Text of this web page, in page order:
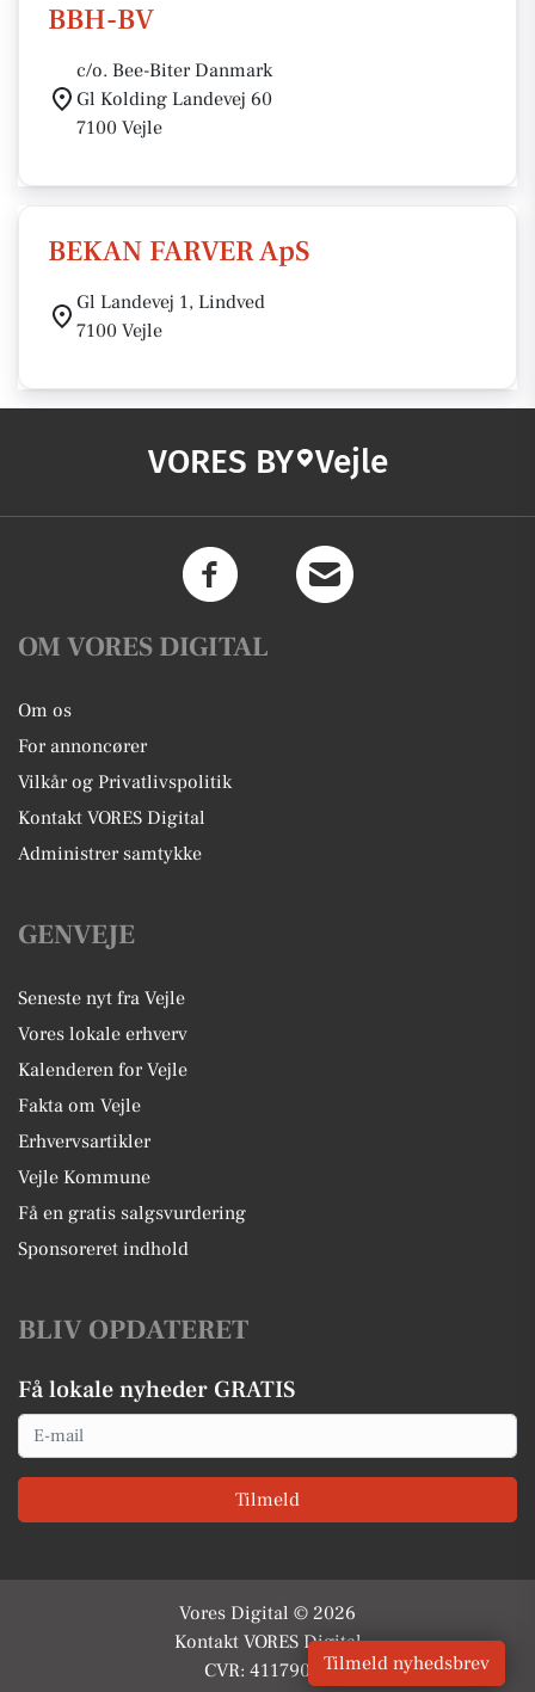
BBH-BV
c/o. Bee-Biter Danmark
Gl Kolding Landevej 60
7100 Vejle
BEKAN FARVER ApS
Gl Landevej 1, Lindved
7100 Vejle
VORES BY Vejle
OM VORES DIGITAL
Om os
For annoncører
Vilkår og Privatlivspolitik
Kontakt VORES Digital
Administrer samtykke
GENVEJE
Seneste nyt fra Vejle
Vores lokale erhverv
Kalenderen for Vejle
Fakta om Vejle
Erhvervsartikler
Vejle Kommune
Få en gratis salgsvurdering
Sponsoreret indhold
BLIV OPDATERET
Få lokale nyheder GRATIS
Email
Tilmeld
Vores Digital © 2026
Kontakt VORES Digital
CVR: 41179082Tilmeld nyhedsbrev